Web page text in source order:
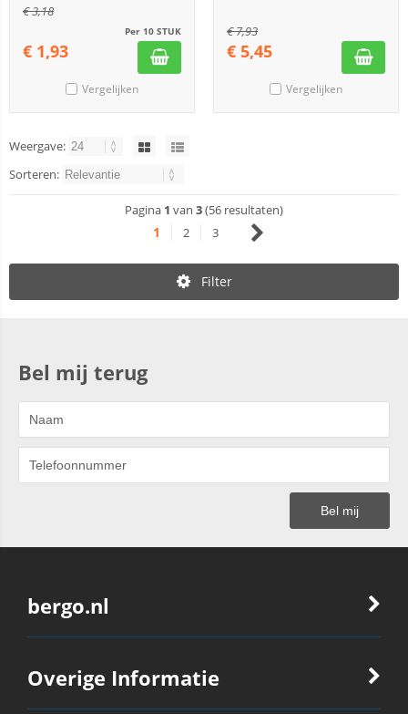
€3,18
Per 10 STUK
€ 1,93
Vergelijken
€7,93
€ 5,45
Vergelijken
Weergave:
Sorteren:
Pagina 1 van 3(56 resultaten)
1 2 3
Filter
Bel mij terug
bergo.nl
Overige Informatie